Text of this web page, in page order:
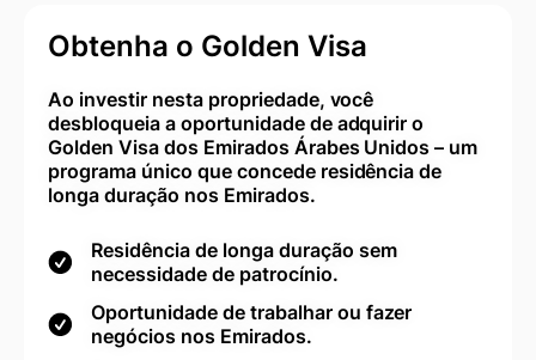
Obtenha o Golden Visa
Ao investir nesta propriedade, você
desbloqueia a oportunidade de adquirir o
Golden Visa dos Emirados Árabes Unidos – um
programa único que concede residência de
longa duração nos Emirados.
Residência de longa duração sem
necessidade de patrocínio.
Oportunidade de trabalhar ou fazer
negócios nos Emirados.